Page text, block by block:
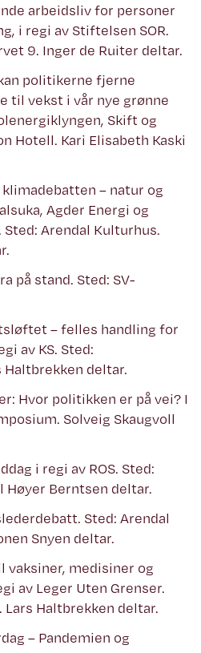
arbeidsliv for personer
i regi av Stiftelsen SOR.
9. Inger de Ruiter deltar.
politikerne fjerne
til vekst i vår nye grønne
Skift og
Hotell. Kari Elisabeth Kaski
– natur og
Agder Energi og
Arendal Kulturhus.
på stand. Sted: SV-
– felles handling for
av KS. Sted:
deltar.
Hvor politikken er på vei? I
Solveig Skaugvoll
i regi av ROS. Sted:
Høyer Berntsen deltar.
Sted: Arendal
Snyen deltar.
vaksiner, medisiner og
av Leger Uten Grenser.
Lars Haltbrekken deltar.
– Pandemien og